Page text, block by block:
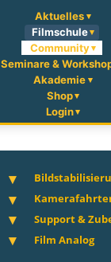
Aktuelles
Filmschule
Community
Seminare &
Akademie
Shop
Login
Support &
Film Analog